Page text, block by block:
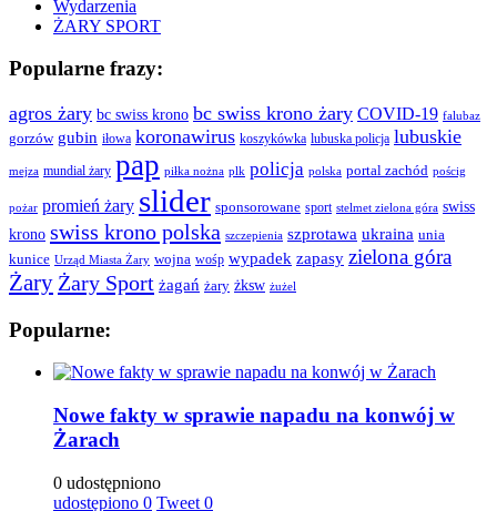
Wydarzenia
ŻARY SPORT
Popularne frazy:
agros żary bc swiss krono bc swiss krono żary COVID-19 falubaz
gorzów gubin iłowa koronawirus koszykówka lubuska policja lubuskie
mejza mundial żary pap piłka nożna plk policja polska portal zachód pościg
pożar promień żary slider sponsorowane sport stelmet zielona góra swiss
krono swiss krono polska szczepienia szprotawa ukraina unia
kunice Urząd Miasta Żary wojna wośp wypadek zapasy zielona góra
Żary Żary Sport żagań żary żksw żużel
Popularne:
Nowe fakty w sprawie napadu na konwój w
Żarach
0 udostępniono
udostępiono 0 Tweet 0